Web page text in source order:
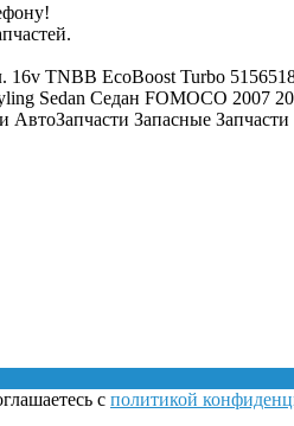
TNBB EcoBoost Turbo
Sedan Седан FOMOCO 2007
АвтоЗапчасти Запасные Запчасти
с политикой